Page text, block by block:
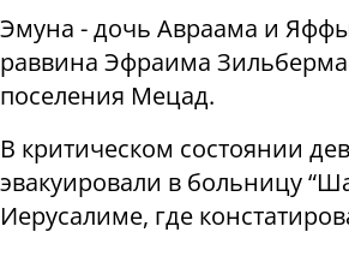
Эмуна - дочь Авраама и Яффы
раввина Эфраима
поселения Мецад.
В критическом состоянии
эвакуировали в больницу
Иерусалиме, где